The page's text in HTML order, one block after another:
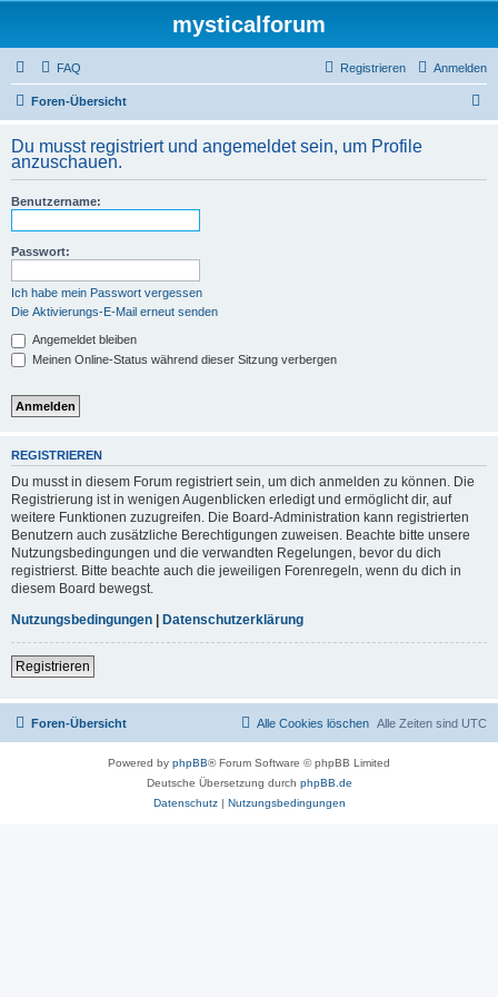
mysticalforum
FAQ Anmelden
Registrieren
Foren-Übersicht
h
Du musst registriert und angemeldet sein, um Profile
anzuschauen.
Benutzername:
Passwort:
Ich habe mein Passwort vergessen
Die Aktivierungs-E-Mail erneut senden
Angemeldet bleiben
Meinen Online-Status während dieser Sitzung verbergen
REGISTRIEREN
Du musst in diesem Forum registriert sein, um dich anmelden zu können. Die
Registrierung ist in wenigen Augenblicken erledigt und ermöglicht dir, auf
weitere Funktionen zuzugreifen. Die Board-Administration kann registrierten
Benutzern auch zusätzliche Berechtigungen zuweisen. Beachte bitte unsere
Nutzungsbedingungen und die verwandten Regelungen, bevor du dich
registrierst. Bitte beachte auch die jeweiligen Forenregeln, wenn du dich in
diesem Board bewegst.
Nutzungsbedingungen | Datenschutzerklärung
Registrieren
Foren-Übersicht Alle Zeiten sind UTC
Alle Cookies löschen
Powered by phpBB® Forum Software © phpBB Limited
Deutsche Übersetzung durch phpBB.de
Datenschutz| Nutzungsbedingungen